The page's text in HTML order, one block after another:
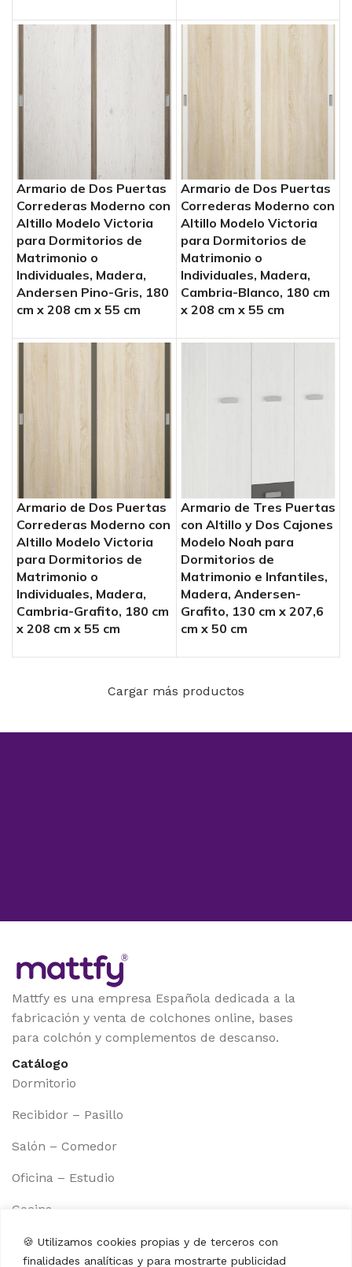
🍪 Utilizamos cookies propias y de terceros con
finalidades analíticas y para mostrarte publicidad
Armario de Dos Puertas
Correderas Moderno con
Altillo Modelo Victoria
para Dormitorios de
Matrimonio o
Individuales, Madera,
Andersen Pino-Gris, 180
cm x 208 cm x 55 cm
Armario de Dos Puertas
Correderas Moderno con
Altillo Modelo Victoria
para Dormitorios de
Matrimonio o
Individuales, Madera,
Cambria-Blanco, 180 cm
x 208 cm x 55 cm
Armario de Dos Puertas
Correderas Moderno con
Altillo Modelo Victoria
para Dormitorios de
Matrimonio o
Individuales, Madera,
Cambria-Grafito, 180 cm
x 208 cm x 55 cm
Armario de Tres Puertas
con Altillo y Dos Cajones
Modelo Noah para
Dormitorios de
Matrimonio e Infantiles,
Madera, Andersen-
Grafito, 130 cm x 207,6
cm x 50 cm
Cargar más productos
Mattfy es una empresa Española dedicada a la
fabricación y venta de colchones online, bases
para colchón y complementos de descanso.
Catálogo
Dormitorio
Recibidor – Pasillo
Salón – Comedor
Oficina – Estudio
Cocina
Muebles auxiliares
Información